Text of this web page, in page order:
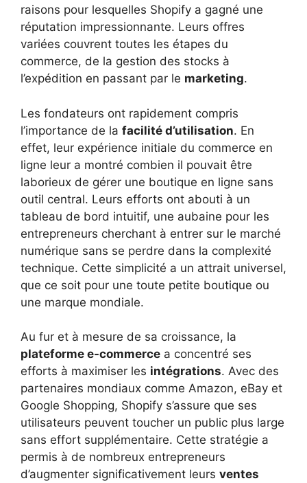
raisons pour lesquelles Shopify a gagné une
réputation impressionnante. Leurs offres
variées couvrent toutes les étapes du
commerce, de la gestion des stocks à
l’expédition en passant par le marketing.
Les fondateurs ont rapidement compris
l’importance de la facilité d’utilisation. En
effet, leur expérience initiale du commerce en
ligne leur a montré combien il pouvait être
laborieux de gérer une boutique en ligne sans
outil central. Leurs efforts ont abouti à un
tableau de bord intuitif, une aubaine pour les
entrepreneurs cherchant à entrer sur le marché
numérique sans se perdre dans la complexité
technique. Cette simplicité a un attrait universel,
que ce soit pour une toute petite boutique ou
une marque mondiale.
Au fur et à mesure de sa croissance, la
plateforme e-commerce a concentré ses
efforts à maximiser les intégrations. Avec des
partenaires mondiaux comme Amazon, eBay et
Google Shopping, Shopify s’assure que ses
utilisateurs peuvent toucher un public plus large
sans effort supplémentaire. Cette stratégie a
permis à de nombreux entrepreneurs
d’augmenter significativement leurs ventes